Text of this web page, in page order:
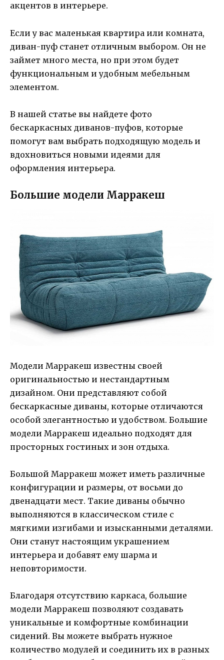
акцентов в интерьере.
Если у вас маленькая квартира или комната,
диван-пуф станет отличным выбором. Он не
займет много места, но при этом будет
функциональным и удобным мебельным
элементом.
В нашей статье вы найдете фото
бескаркасных диванов-пуфов, которые
помогут вам выбрать подходящую модель и
вдохновиться новыми идеями для
оформления интерьера.
Большие модели Марракеш
Модели Марракеш известны своей
оригинальностью и нестандартным
дизайном. Они представляют собой
бескаркасные диваны, которые отличаются
особой элегантностью и удобством. Большие
модели Марракеш идеально подходят для
просторных гостиных и зон отдыха.
Большой Марракеш может иметь различные
конфигурации и размеры, от восьми до
двенадцати мест. Такие диваны обычно
выполняются в классическом стиле с
мягкими изгибами и изысканными деталями.
Они станут настоящим украшением
интерьера и добавят ему шарма и
неповторимости.
Благодаря отсутствию каркаса, большие
модели Марракеш позволяют создавать
уникальные и комфортные комбинации
сидений. Вы можете выбрать нужное
количество модулей и соединить их в разных